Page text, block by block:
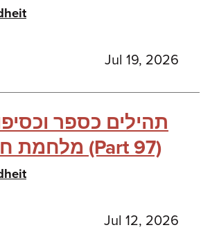
Jul 19, 2026
תהילים כספר
מלחמת חרבות ברזל (Part 97)
Jul 12, 2026